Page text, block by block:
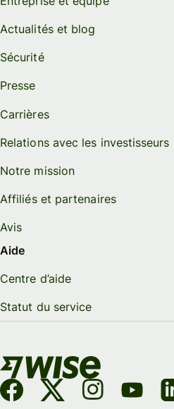
Actualités et blog
Sécurité
Presse
Carrières
Relations avec les investisseurs
Notre mission
Affiliés et partenaires
Avis
Aide
Centre d’aide
Statut du service